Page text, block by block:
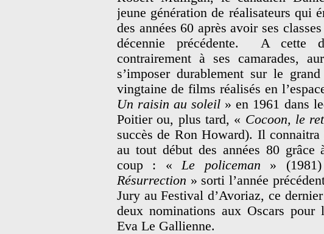
jeune génération de réalisateurs qui
des années 60 après avoir ses
décennie précédente. A cette
contrairement à ses camarades,
s’imposer durablement sur le
vingtaine de films réalisés en
Un raisin au soleil » en 1961 dans
Poitier ou, plus tard, « Cocoon, le
succès de Ron Howard). Il
au tout début des années 80
coup : «Le policeman »
Résurrection » sorti l’année
Jury au Festival d’Avoriaz, ce
deux nominations aux Oscars
Eva Le Gallienne.